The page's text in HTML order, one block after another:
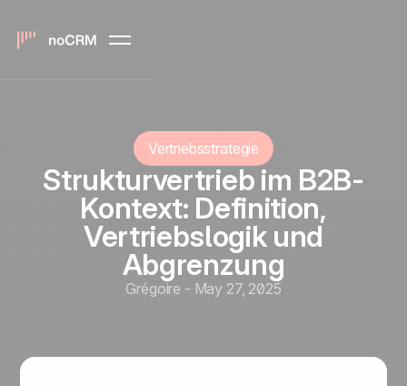
Vertriebsstrategie
Strukturvertrieb im B2B-
Kontext: Definition,
Vertriebslogik und
Abgrenzung
Grégoire - May 27, 2025